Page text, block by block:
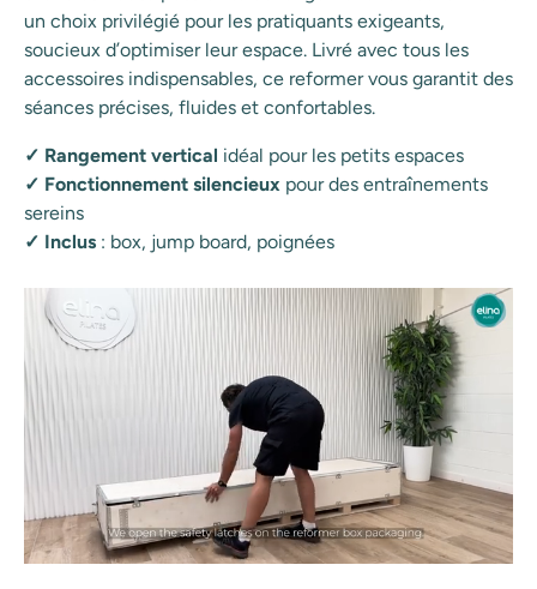
un choix privilégié pour les pratiquants exigeants,
soucieux d’optimiser leur espace. Livré avec tous les
accessoires indispensables, ce reformer vous garantit des
séances précises, fluides et confortables.
✓ Rangement vertical idéal pour les petits espaces
✓ Fonctionnement silencieux pour des entraînements
sereins
✓ Inclus : box, jump board, poignées